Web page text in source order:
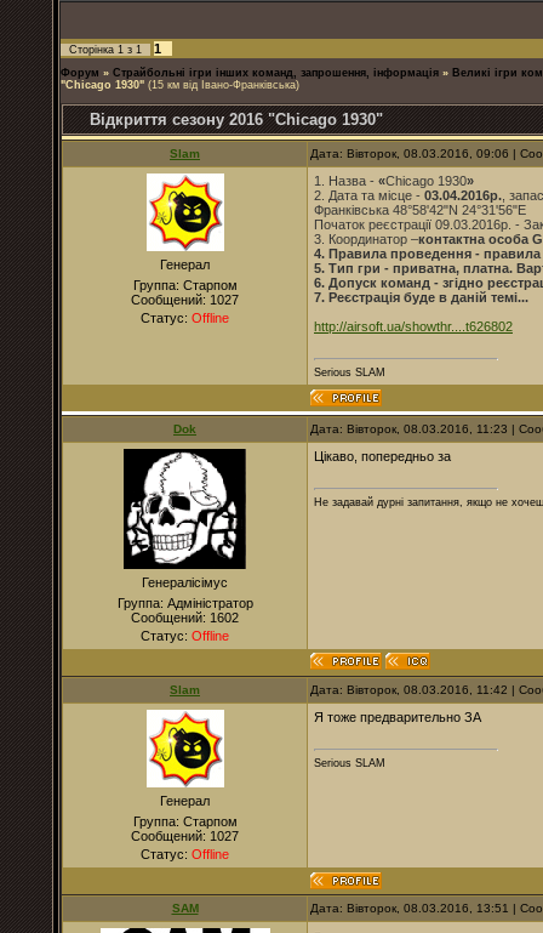
Сторінка 1 з 1 1
Форум » Страйбольні ігри інших команд, запрошення, інформація » Великі ігри
"Chicago 1930" (15 км від Івано-Франківська)
Відкриття сезону 2016 "Chicago 1930"
Slam Дата: Вівторок, 08.03.2016, 09:06 |
Генерал
Группа: Старпом
Сообщений: 1027
Статус: Offline
1. Назва - «Chicago 1930»
2. Дата та місце - 03.04.2016р. ,
Франківська 48°58'42"N 24°31'56"E
Початок реєстрації 09.03.2016р. -
3. Координатор –контактна особа
4. Правила проведення -
5. Тип гри - приватна, платна.
6. Допуск команд - згідно
7. Реєстрація буде в даній темі...
http://airsoft.ua/showthr....t626802
Serious SLAM
Dok Дата: Вівторок, 08.03.2016, 11:23 |
Генералісімус
Группа: Адміністратор
Сообщений: 1602
Статус: Offline
Цікаво, попередньо за
Не задавай дурні запитання, якщо не
Slam Дата: Вівторок, 08.03.2016, 11:42 |
Генерал
Группа: Старпом
Сообщений: 1027
Статус: Offline
Я тоже предварительно ЗА
Serious SLAM
SAM Дата: Вівторок, 08.03.2016, 13:51 |